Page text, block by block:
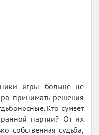
игры больше не
принимать решения
Кто сумеет
партии? От их
собственная судьба,